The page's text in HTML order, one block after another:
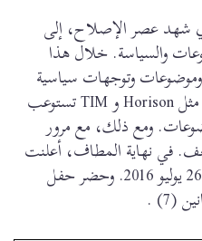
شهد عصر الإصلاح، إلى
والسياسة. خلال هذا
وتوجهات سياسية
مختلفة. لا تزال المجلات الأدبية مثل Horison و TIM تستوعب
ومع ذلك، مع مرور
في نهاية المطاف، أعلنت
هوريسون وفاتها علنًا في TIM في 26 يوليو 2016. وحضر حفل
(7) .